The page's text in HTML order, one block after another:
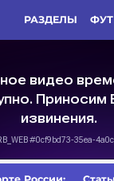
РАЗДЕЛЫ